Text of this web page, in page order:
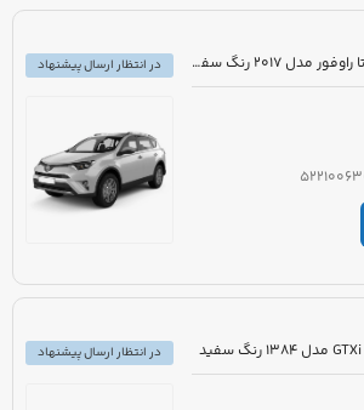
مزایده دولتی خودرو تویوتا راوفور مدل 2017 رنگ سفید صدفی متالیک
در انتظار ارسال پیشنهاد
در انتظار ارسال پیشنهاد